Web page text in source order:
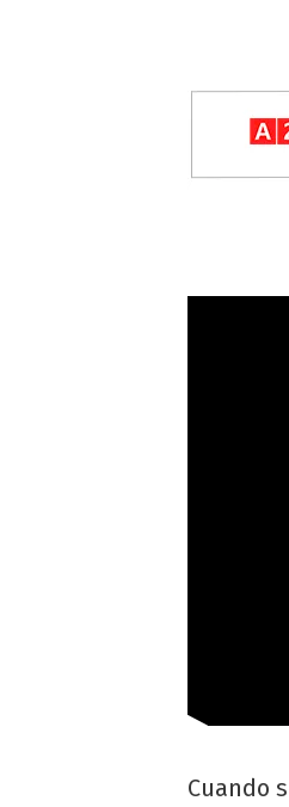
Cuando